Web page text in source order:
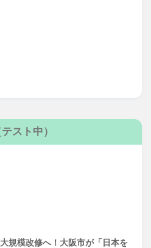
スト中）
規模改修へ！大阪市が「日本を